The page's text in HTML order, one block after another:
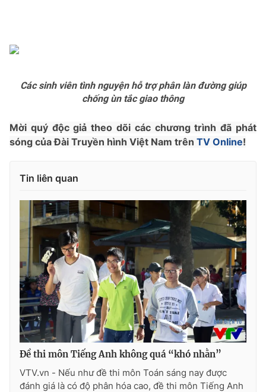
Các sinh viên tình nguyện hỗ trợ phân làn đường giúp
chống ùn tắc giao thông
Mời quý độc giả theo dõi các chương trình đã phát
sóng của Đài Truyền hình Việt Nam trên TV Online!
Tin liên quan
Đề thi môn Tiếng Anh không quá “khó nhằn”
VTV.vn - Nếu như đề thi môn Toán sáng nay được
đánh giá là có độ phân hóa cao, đề thi môn Tiếng Anh